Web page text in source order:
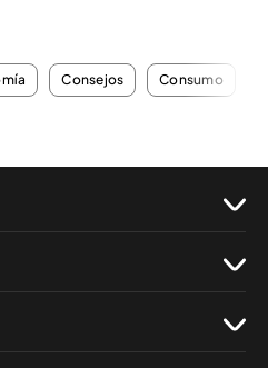
Consejos Consumo